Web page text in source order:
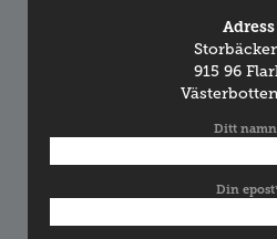
Adress
915 96
Ditt
Din